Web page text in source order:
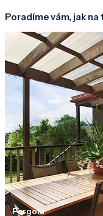
Poradíme vám, jak na
Pergola